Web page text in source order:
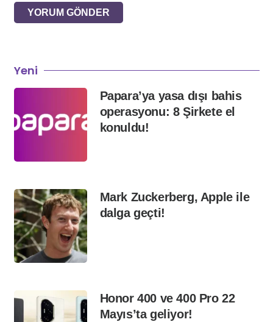
YORUM GÖNDER
Yeni
Papara’ya yasa dışı bahis
operasyonu: 8 Şirkete el
konuldu!
Mark Zuckerberg, Apple ile
dalga geçti!
Honor 400 ve 400 Pro 22
Mayıs’ta geliyor!